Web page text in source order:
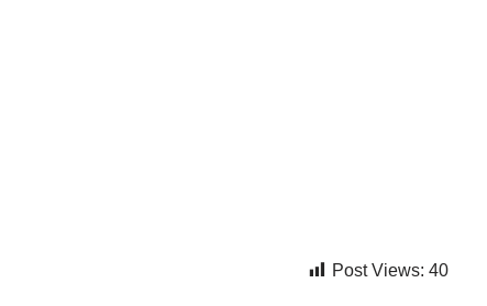
Post Views: 40